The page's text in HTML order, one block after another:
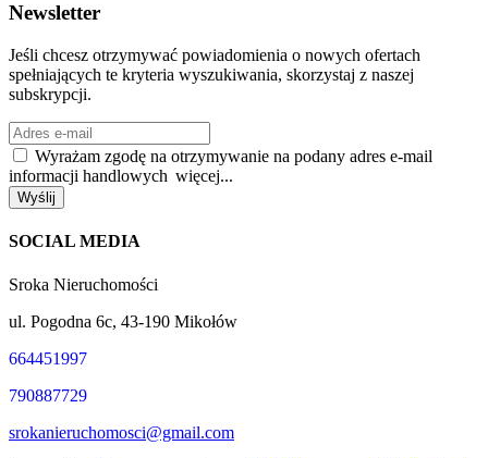
Newsletter
Jeśli chcesz otrzymywać powiadomienia o nowych ofertach
spełniających te kryteria wyszukiwania, skorzystaj z naszej
subskrypcji.
Wyrażam zgodę na otrzymywanie na podany adres e-mail
informacji handlowych więcej...
Wyślij
SOCIAL MEDIA
Sroka Nieruchomości
ul. Pogodna 6c, 43-190 Mikołów
664451997
790887729
srokanieruchomosci@gmail.com